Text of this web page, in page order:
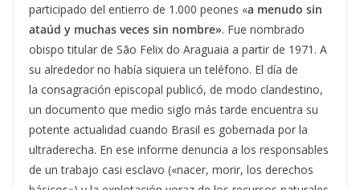
participado del entierro de 1.000 peones «a menudo sin
ataúd y muchas veces sin nombre». Fue nombrado
obispo titular de São Felix do Araguaia a partir de 1971. A
su alrededor no había siquiera un teléfono. El día de
la consagración episcopal publicó, de modo clandestino,
un documento que medio siglo más tarde encuentra su
potente actualidad cuando Brasil es gobernada por la
ultraderecha. En ese informe denuncia a los responsables
de un trabajo casi esclavo («nacer, morir, los derechos